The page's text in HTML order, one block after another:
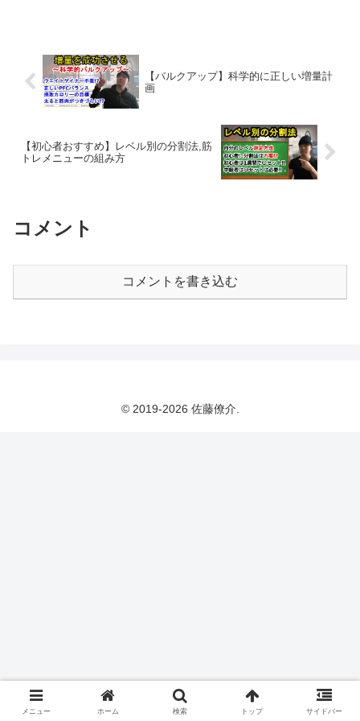
【バルクアップ】科学的に正しい増量計
画
【初心者おすすめ】レベル別の分割法,筋
トレメニューの組み方
コメント
コメントを書き込む
© 2019-2026 佐藤僚介.
メニュー ホーム 検索 トップ サイドバー